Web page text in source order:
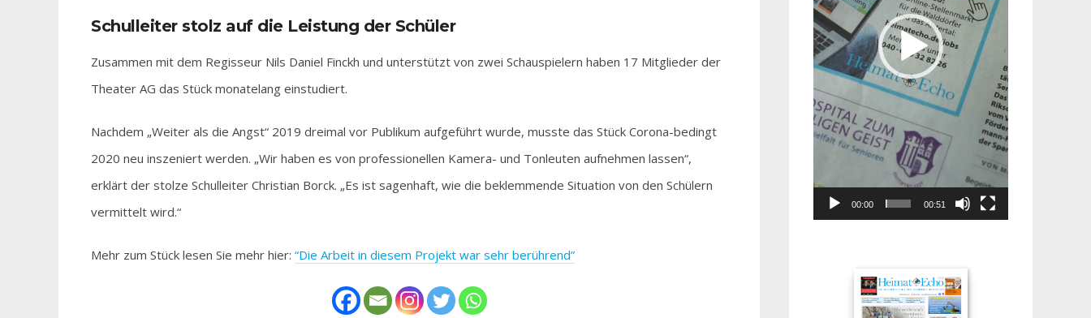
Schulleiter stolz auf die Leistung der Schüler
Zusammen mit dem Regisseur Nils Daniel Finckh und unterstützt von zwei Schauspielern haben 17 Mitglieder der
Theater AG das Stück monatelang einstudiert.
Nachdem „Weiter als die Angst“ 2019 dreimal vor Publikum aufgeführt wurde, musste das Stück Corona-bedingt
2020 neu inszeniert werden. „Wir haben es von professionellen Kamera- und Tonleuten aufnehmen lassen“,
erklärt der stolze Schulleiter Christian Borck. „Es ist sagenhaft, wie die beklemmende Situation von den Schülern
vermittelt wird.“
Mehr zum Stück lesen Sie mehr hier: “Die Arbeit in diesem Projekt war sehr berührend”
00:00 00:51